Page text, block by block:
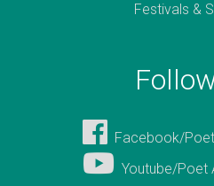
Festivals &
Facebook/
Youtube/Poet